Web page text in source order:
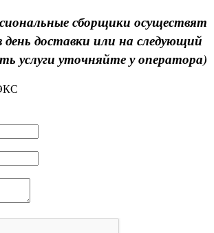
сборщики осуществят
день доставки или на следующий
услуги уточняйте у оператора)